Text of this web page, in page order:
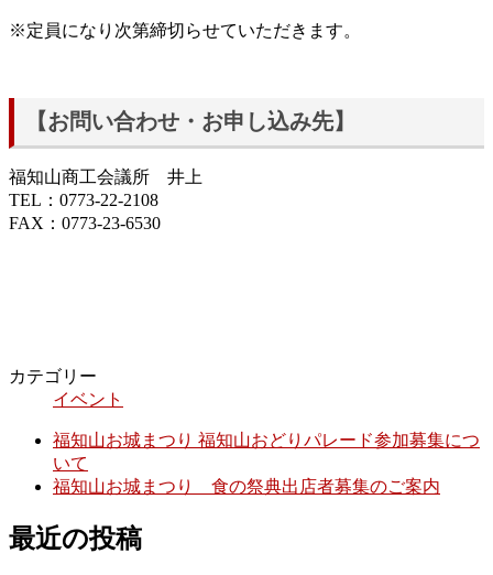
※定員になり次第締切らせていただきます。
【お問い合わせ・お申し込み先】
福知山商工会議所 井上
TEL：0773-22-2108
FAX：0773-23-6530
カテゴリー
イベント
福知山お城まつり 福知山おどりパレード参加募集につ
いて
福知山お城まつり 食の祭典出店者募集のご案内
最近の投稿